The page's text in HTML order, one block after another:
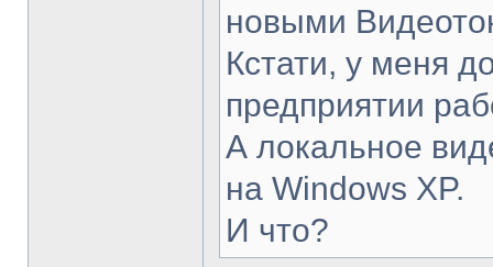
новыми
Кстати, у меня
предприятии
А локальное
на Windows XP.
И что?